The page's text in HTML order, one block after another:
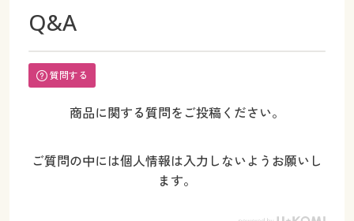
Q&A
質問する
商品に関する質問をご投稿ください。
ご質問の中には個人情報は入力しないようお願いし
ます。